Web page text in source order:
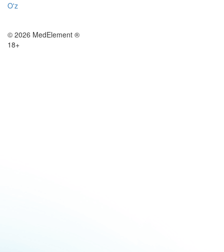
O'z
© 2026 MedElement ®
18+